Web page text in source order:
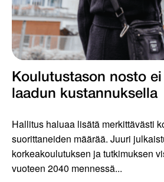
Koulutustason nosto
laadun kustannuksella
Hallitus haluaa lisätä merkittävästi
suorittaneiden määrää. Juuri
korkeakoulutuksen ja tutkimuksen
vuoteen 2040 mennessä...